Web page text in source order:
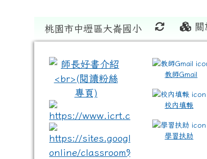
桃園市中壢區大崙國小 關
教師Gmail
校內填報
學習扶助
link to https://
link to https://